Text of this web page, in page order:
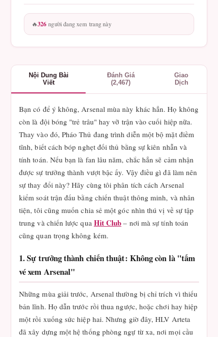
🔥326 người đang xem trang này
Nội Dung Bài
Viết
Đánh Giá
(2,467)
Giao
Dịch
Bạn có để ý không, Arsenal mùa này khác hẳn. Họ không
còn là đội bóng "trẻ trâu" hay vỡ trận vào cuối hiệp nữa.
Thay vào đó, Pháo Thủ đang trình diễn một bộ mặt điềm
tĩnh, biết cách bóp nghẹt đối thủ bằng sự kiên nhẫn và
tính toán. Nếu bạn là fan lâu năm, chắc hẳn sẽ cảm nhận
được sự trưởng thành vượt bậc ấy. Vậy điều gì đã làm nên
sự thay đổi này? Hãy cùng tôi phân tích cách Arsenal
kiểm soát trận đấu bằng chiến thuật thông minh, và nhân
tiện, tôi cũng muốn chia sẻ một góc nhìn thú vị về sự tập
trung và chiến lược qua Hit Club – nơi mà sự tính toán
cũng quan trọng không kém.
1. Sự trưởng thành chiến thuật: Không còn là "tấm
vé xem Arsenal"
Những mùa giải trước, Arsenal thường bị chỉ trích vì thiếu
bản lĩnh. Họ dẫn trước rồi thua ngược, hoặc chơi hay hiệp
một rồi xuống sức hiệp hai. Nhưng giờ đây, HLV Arteta
đã xây dựng một hệ thống phòng ngự từ xa, nơi mọi cầu